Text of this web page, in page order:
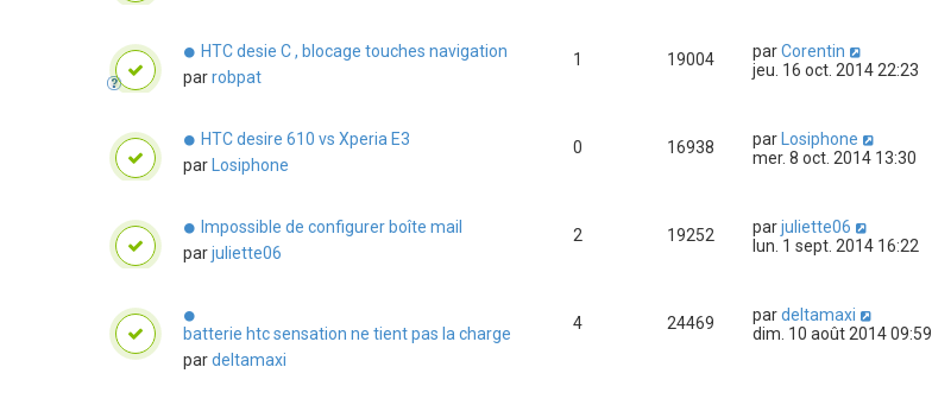
HTC desie C , blocage touches navigation
parrobpat
1 19004 parCorentin
jeu. 16 oct. 2014 22:23
HTC desire 610 vs Xperia E3
par
Losiphone
0 16938 par
Losiphone
mer. 8 oct. 2014 13:30
Impossible de configurer boîte mail
parjuliette06
2 19252 parjuliette06
lun. 1 sept. 2014 16:22
batterie htc sensation ne tient pas la charge
pardeltamaxi
4 24469 pardeltamaxi
dim. 10 août 2014 09:59